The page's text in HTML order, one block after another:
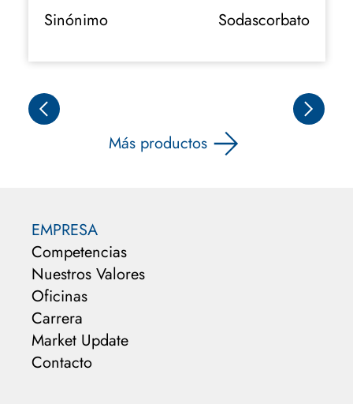
Sinónimo
Sodascorbato
Más productos
EMPRESA
Competencias
Nuestros Valores
Oficinas
Carrera
Market Update
Contacto